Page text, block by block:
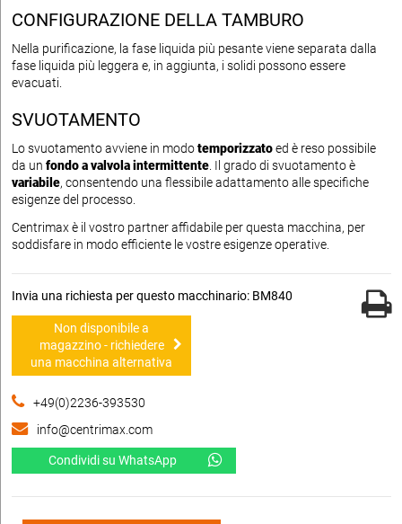
CONFIGURAZIONE DELLA TAMBURO
Nella purificazione, la fase liquida più pesante viene separata dalla
fase liquida più leggera e, in aggiunta, i solidi possono essere
evacuati.
SVUOTAMENTO
Lo svuotamento avviene in modotemporizzatoed è reso possibile
da un fondo a valvola intermittente. Il grado di svuotamento è
variabile, consentendo una flessibile adattamento alle specifiche
esigenze del processo.
Centrimax è il vostro partner affidabile per questa macchina, per
soddisfare in modo efficiente le vostre esigenze operative.
Invia una richiesta per questo macchinario: BM840
Non disponibile a
magazzino - richiedere
una macchina alternativa
+49(0)2236-393530
info@centrimax.com
Condividi su WhatsApp